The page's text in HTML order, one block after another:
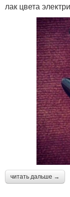
лак цвета
читать дальше →